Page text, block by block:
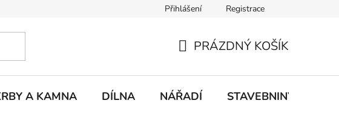
Doprava a platbaPřihlášení Registrace
KOŠÍK
PRÁZDNÝ KOŠÍK
A KAMNA DÍLNA NÁŘADÍ STAVEBNINY